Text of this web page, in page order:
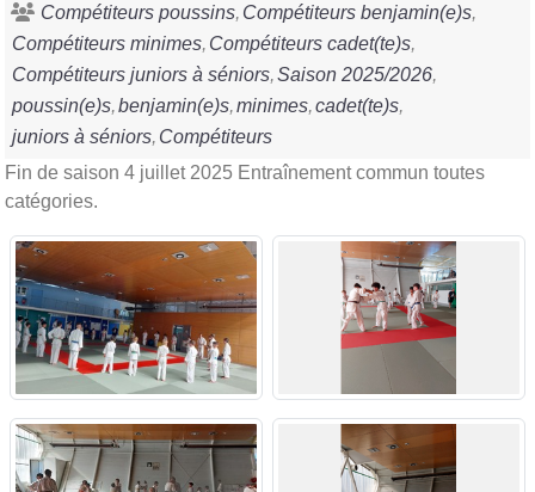
Compétiteurs poussins Compétiteurs benjamin(e)s
Compétiteurs minimes Compétiteurs cadet(te)s
Compétiteurs juniors à séniors Saison 2025/2026
poussin(e)s benjamin(e)s minimes cadet(te)s
juniors à séniors Compétiteurs
Fin de saison 4 juillet 2025 Entraînement commun toutes
catégories.